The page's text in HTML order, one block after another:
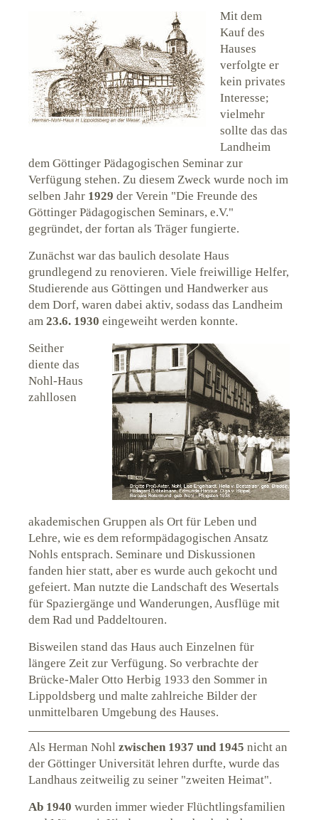
Mit dem
Kauf des
Hauses
verfolgte er
kein privates
Interesse;
vielmehr
sollte das das
Landheim
dem Göttinger Pädagogischen Seminar zur
Verfügung stehen. Zu diesem Zweck wurde noch im
selben Jahr 1929 der Verein "Die Freunde des
Göttinger Pädagogischen Seminars, e.V."
gegründet, der fortan als Träger fungierte.
Zunächst war das baulich desolate Haus
grundlegend zu renovieren. Viele freiwillige Helfer,
Studierende aus Göttingen und Handwerker aus
dem Dorf, waren dabei aktiv, sodass das Landheim
am23.6. 1930 eingeweiht werden konnte.
Seither
diente das
Nohl-Haus
zahllosen
akademischen Gruppen als Ort für Leben und
Lehre, wie es dem reformpädagogischen Ansatz
Nohls entsprach. Seminare und Diskussionen
fanden hier statt, aber es wurde auch gekocht und
gefeiert. Man nutzte die Landschaft des Wesertals
für Spaziergänge und Wanderungen, Ausflüge mit
dem Rad und Paddeltouren.
Bisweilen stand das Haus auch Einzelnen für
längere Zeit zur Verfügung. So verbrachte der
Brücke-Maler Otto Herbig 1933 den Sommer in
Lippoldsberg und malte zahlreiche Bilder der
unmittelbaren Umgebung des Hauses.
Als Herman Nohlzwischen 1937 und 1945 nicht an
der Göttinger Universität lehren durfte, wurde das
Landhaus zeitweilig zu seiner "zweiten Heimat".
Ab 1940 wurden immer wieder Flüchtlingsfamilien